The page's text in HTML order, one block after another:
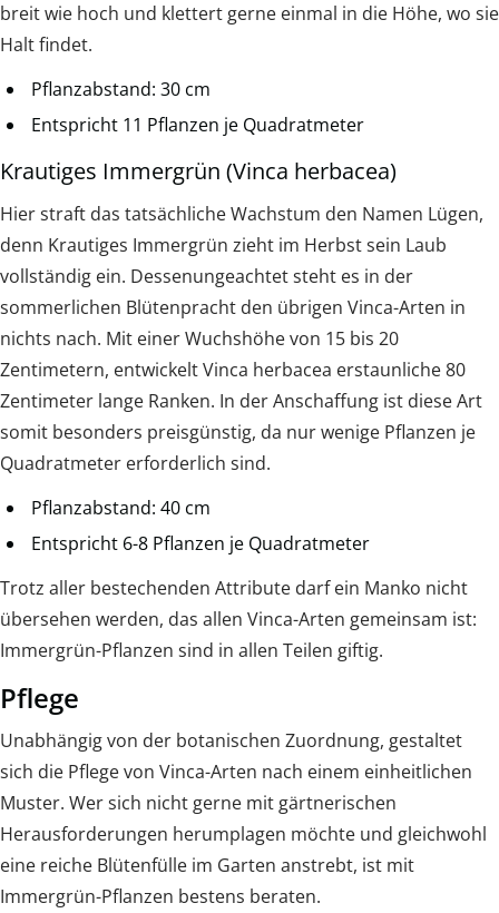
breit wie hoch und klettert gerne einmal in die Höhe, wo sie
Halt findet.
Pflanzabstand: 30 cm
Entspricht 11 Pflanzen je Quadratmeter
Krautiges Immergrün (Vinca herbacea)
Hier straft das tatsächliche Wachstum den Namen Lügen,
denn Krautiges Immergrün zieht im Herbst sein Laub
vollständig ein. Dessenungeachtet steht es in der
sommerlichen Blütenpracht den übrigen Vinca-Arten in
nichts nach. Mit einer Wuchshöhe von 15 bis 20
Zentimetern, entwickelt Vinca herbacea erstaunliche 80
Zentimeter lange Ranken. In der Anschaffung ist diese Art
somit besonders preisgünstig, da nur wenige Pflanzen je
Quadratmeter erforderlich sind.
Pflanzabstand: 40 cm
Entspricht 6-8 Pflanzen je Quadratmeter
Trotz aller bestechenden Attribute darf ein Manko nicht
übersehen werden, das allen Vinca-Arten gemeinsam ist:
Immergrün-Pflanzen sind in allen Teilen giftig.
Pflege
Unabhängig von der botanischen Zuordnung, gestaltet
sich die Pflege von Vinca-Arten nach einem einheitlichen
Muster. Wer sich nicht gerne mit gärtnerischen
Herausforderungen herumplagen möchte und gleichwohl
eine reiche Blütenfülle im Garten anstrebt, ist mit
Immergrün-Pflanzen bestens beraten.